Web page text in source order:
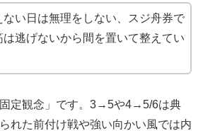
ない日は無理をしない、スジ舟券で
は逃げないから間を置いて整えてい
定観念」です。3→5や4→5/6は典
れた前付け戦や強い向かい風では内